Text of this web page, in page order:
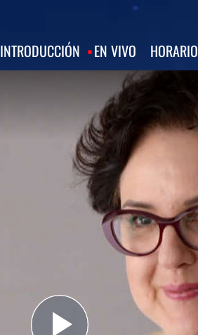
INTRODUCCIÓN EN VIVO HORARIO